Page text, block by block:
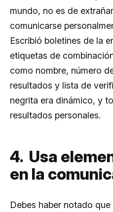
mundo, no es de
comunicarse
Escribió boletines de la
etiquetas de
como nombre, número
resultados y lista de
negrita era dinámico, y
resultados personales.
4. Usa
en la
Debes haber notado